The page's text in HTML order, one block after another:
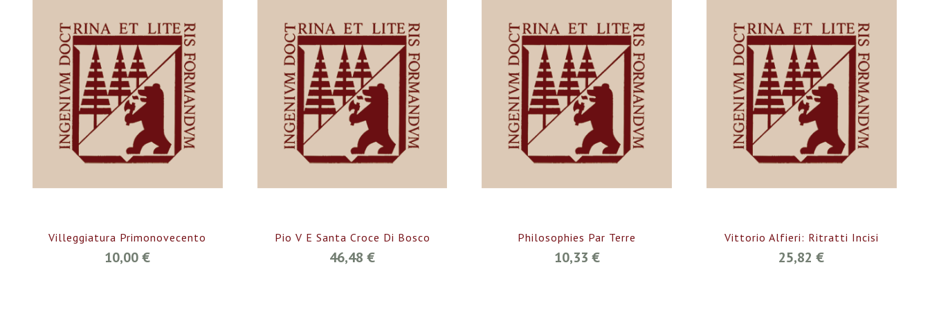
Villeggiatura Primonovecento
10,00 €
Pio V E Santa Croce Di Bosco
46,48 €
Philosophies Par Terre
10,33 €
Vittorio Alfieri: Ritratti Incisi
25,82 €